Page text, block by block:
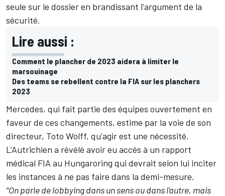
seule sur le dossier en brandissant l'argument de la
sécurité.
Lire aussi :
Comment le plancher de 2023 aidera à limiter le
marsouinage
Des teams se rebellent contre la FIA sur les planchers
2023
Mercedes, qui fait partie des équipes ouvertement en
faveur de ces changements, estime par la voie de son
directeur, Toto Wolff, qu'agir est une nécessité.
L'Autrichien a révélé avoir eu accès à un rapport
médical FIA au Hungaroring qui devrait selon lui inciter
les instances à ne pas faire dans la demi-mesure.
"On parle de lobbying dans un sens ou dans l'autre, mais